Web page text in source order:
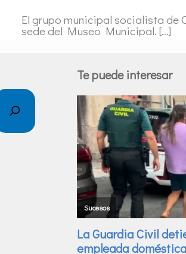
El grupo municipal socialista de
sede del Museo Municipal. […]
Te puede interesar